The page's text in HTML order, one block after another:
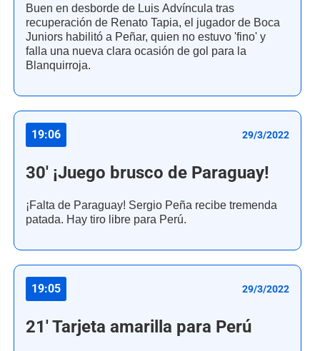
Buen en desborde de Luis Advíncula tras
recuperación de Renato Tapia, el jugador de Boca
Juniors habilitó a Peñar, quien no estuvo 'fino' y
falla una nueva clara ocasión de gol para la
Blanquirroja.
19:06 29/3/2022
30' ¡Juego brusco de Paraguay!
¡Falta de Paraguay! Sergio Peña recibe tremenda
patada. Hay tiro libre para Perú.
19:05 29/3/2022
21' Tarjeta amarilla para Perú